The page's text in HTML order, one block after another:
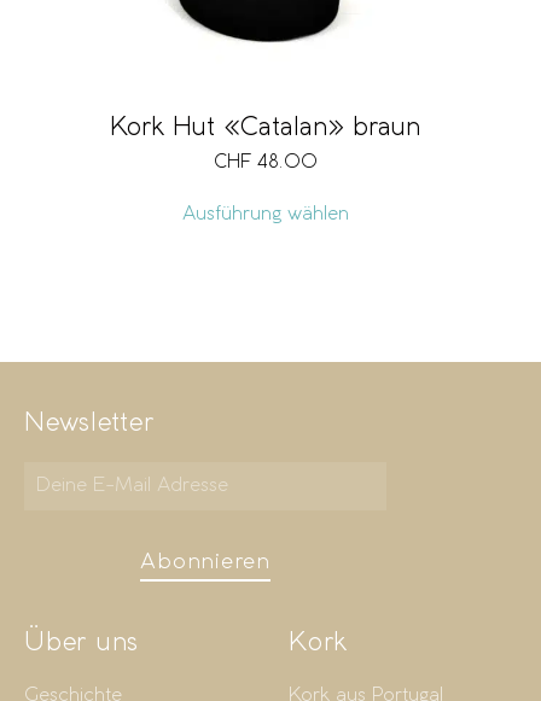
Kork Hut «Catalan» braun
CHF 48.00
Ausführung wählen
Newsletter
Abonnieren
Über uns
Geschichte
Kork
Kork aus Portugal